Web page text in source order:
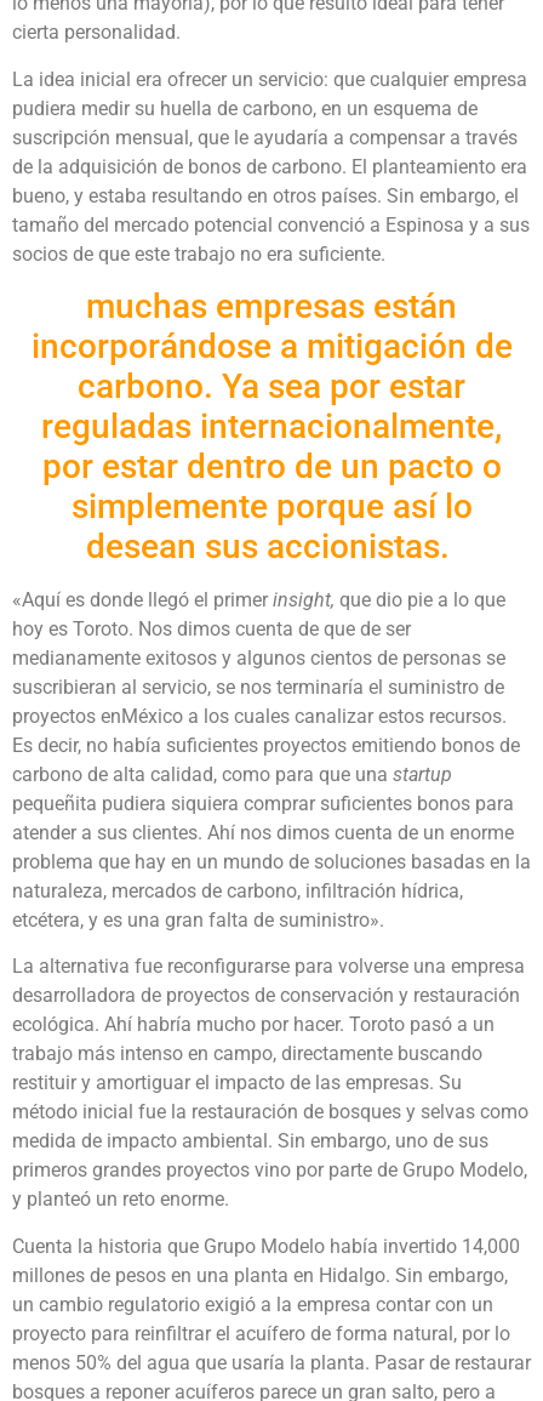
cierta personalidad.
La idea inicial era ofrecer un servicio: que cualquier empresa
pudiera medir su huella de carbono, en un esquema de
suscripción mensual, que le ayudaría a compensar a través
de la adquisición de bonos de carbono. El planteamiento era
bueno, y estaba resultando en otros países. Sin embargo, el
tamaño del mercado potencial convenció a Espinosa y a sus
socios de que este trabajo no era suficiente.
muchas empresas están
incorporándose a mitigación de
carbono. Ya sea por estar
reguladas internacionalmente,
por estar dentro de un pacto o
simplemente porque así lo
desean sus accionistas.
«Aquí es donde llegó el primer insight, que dio pie a lo que
hoy es Toroto. Nos dimos cuenta de que de ser
medianamente exitosos y algunos cientos de personas se
suscribieran al servicio, se nos terminaría el suministro de
proyectos enMéxico a los cuales canalizar estos recursos.
Es decir, no había suficientes proyectos emitiendo bonos de
carbono de alta calidad, como para que una startup
pequeñita pudiera siquiera comprar suficientes bonos para
atender a sus clientes. Ahí nos dimos cuenta de un enorme
problema que hay en un mundo de soluciones basadas en la
naturaleza, mercados de carbono, infiltración hídrica,
etcétera, y es una gran falta de suministro».
La alternativa fue reconfigurarse para volverse una empresa
desarrolladora de proyectos de conservación y restauración
ecológica. Ahí habría mucho por hacer. Toroto pasó a un
trabajo más intenso en campo, directamente buscando
restituir y amortiguar el impacto de las empresas. Su
método inicial fue la restauración de bosques y selvas como
medida de impacto ambiental. Sin embargo, uno de sus
primeros grandes proyectos vino por parte de Grupo Modelo,
y planteó un reto enorme.
Cuenta la historia que Grupo Modelo había invertido 14,000
millones de pesos en una planta en Hidalgo. Sin embargo,
un cambio regulatorio exigió a la empresa contar con un
proyecto para reinfiltrar el acuífero de forma natural, por lo
menos 50% del agua que usaría la planta. Pasar de restaurar
bosques a reponer acuíferos parece un gran salto, pero a